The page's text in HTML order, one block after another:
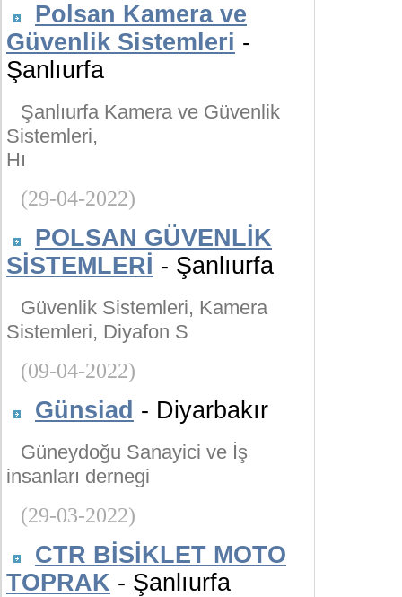
Polsan Kamera ve
Güvenlik Sistemleri -
Şanlıurfa
Şanlıurfa Kamera ve Güvenlik
Sistemleri,
Hı
(29-04-2022)
POLSAN GÜVENLİK
SİSTEMLERİ - Şanlıurfa
Güvenlik Sistemleri, Kamera
Sistemleri, Diyafon S
(09-04-2022)
Günsiad - Diyarbakır
Güneydoğu Sanayici ve İş
insanları dernegi
(29-03-2022)
CTR BİSİKLET MOTO
TOPRAK - Şanlıurfa